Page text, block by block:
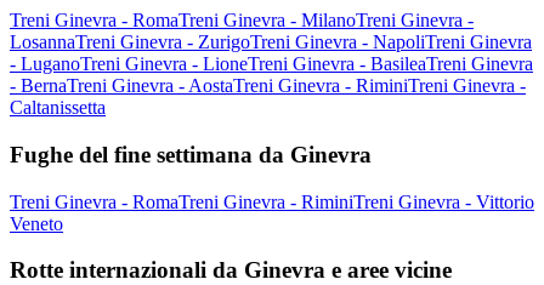
Treni Ginevra - RomaTreni Ginevra - MilanoTreni Ginevra -
LosannaTreni Ginevra - ZurigoTreni Ginevra - NapoliTreni Ginevra
- LuganoTreni Ginevra - LioneTreni Ginevra - BasileaTreni Ginevra
- BernaTreni Ginevra - AostaTreni Ginevra - RiminiTreni Ginevra -
Caltanissetta
Fughe del fine settimana da Ginevra
Treni Ginevra - RomaTreni Ginevra - RiminiTreni Ginevra - Vittorio
Veneto
Rotte internazionali da Ginevra e aree vicine